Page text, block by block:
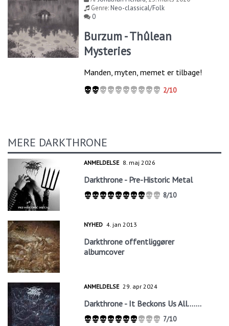
Genre:Neo-classical/Folk
0
Burzum - Thûlean
Mysteries
Manden, myten, memet er tilbage!
2/10
MERE DARKTHRONE
ANMELDELSE 8. maj 2026
Darkthrone - Pre-Historic Metal
8/10
NYHED 4. jan 2013
Darkthrone offentliggører
albumcover
ANMELDELSE 29. apr 2024
Darkthrone - It Beckons Us All.......
7/10